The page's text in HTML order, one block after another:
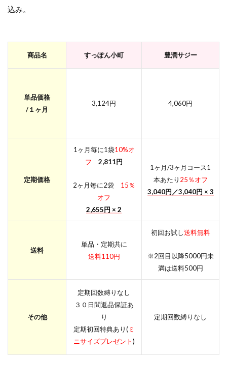
込み。
商品名 すっぽん小町 豊潤サジー
単品価格
/１ヶ月
3,124円 4,060円
定期価格
1ヶ月毎に1袋10%オ
フ
2,811円
2ヶ月毎に2袋 15％
オフ
2,655円 × 2
1ヶ月/3ヶ月コース1
本あたり 25％オフ
3,040円／3,040円 × 3
送料
単品・定期共に
送料110円
初回お試し送料無料
※2回目以降5000円未
満は送料500円
その他
定期回数縛りなし
３０日間返品保証あ
り
定期初回特典あり(ミ
ニサイズプレゼント)
定期回数縛りなし